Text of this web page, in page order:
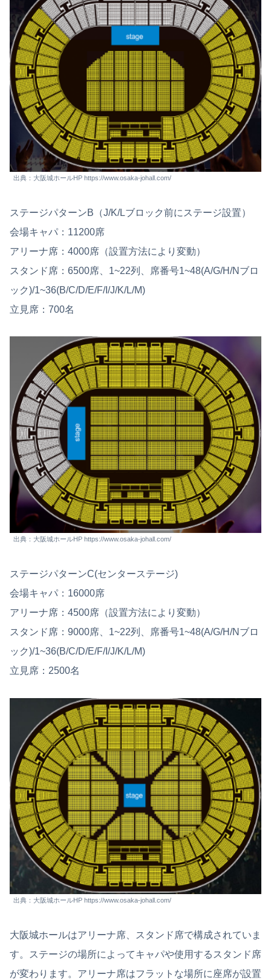
出典：大阪城ホールHP https://www.osaka-johall.com/
ステージパターンB（J/K/Lブロック前にステージ設置）
会場キャパ：11200席
アリーナ席：4000席（設置方法により変動）
スタンド席：6500席、1~22列、席番号1~48(A/G/H/Nブロ
ック)/1~36(B/C/D/E/F/I/J/K/L/M)
立見席：700名
出典：大阪城ホールHP https://www.osaka-johall.com/
ステージパターンC(センターステージ)
会場キャパ：16000席
アリーナ席：4500席（設置方法により変動）
スタンド席：9000席、1~22列、席番号1~48(A/G/H/Nブロ
ック)/1~36(B/C/D/E/F/I/J/K/L/M)
立見席：2500名
出典：大阪城ホールHP https://www.osaka-johall.com/
大阪城ホールはアリーナ席、スタンド席で構成されていま
す。ステージの場所によってキャパや使用するスタンド席
が変わります。アリーナ席はフラットな場所に座席が設置